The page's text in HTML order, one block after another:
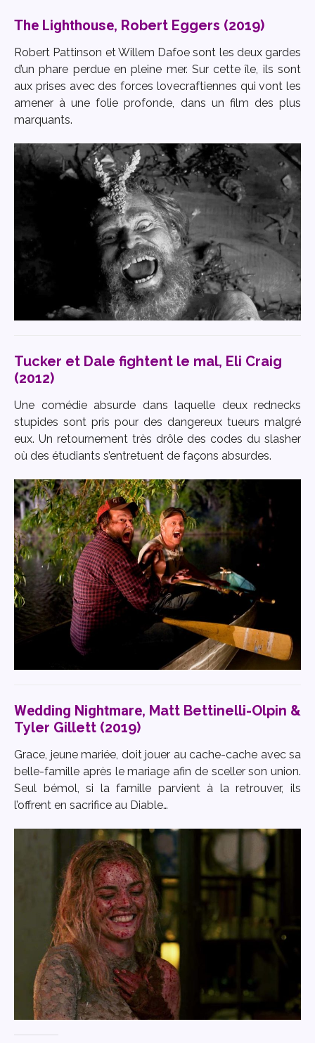
The Lighthouse, Robert Eggers (2019)
Robert Pattinson et Willem Dafoe sont les deux gardes
d’un phare perdue en pleine mer. Sur cette île, ils sont
aux prises avec des forces lovecraftiennes qui vont les
amener à une folie profonde, dans un film des plus
marquants.
Tucker et Dale fightent le mal, Eli Craig
(2012)
Une comédie absurde dans laquelle deux rednecks
stupides sont pris pour des dangereux tueurs malgré
eux. Un retournement très drôle des codes du slasher
où des étudiants s’entretuent de façons absurdes.
Wedding Nightmare, Matt Bettinelli-Olpin &
Tyler Gillett (2019)
Grace, jeune mariée, doit jouer au cache-cache avec sa
belle-famille après le mariage afin de sceller son union.
Seul bémol, si la famille parvient à la retrouver, ils
l’offrent en sacrifice au Diable…